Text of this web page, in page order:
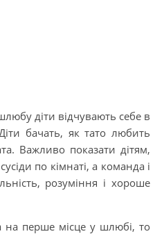
діти відчувають себе в
бачать, як тато любить
Важливо показати дітям,
по кімнаті, а команда і
розуміння і хороше
на перше місце у шлюбі, то